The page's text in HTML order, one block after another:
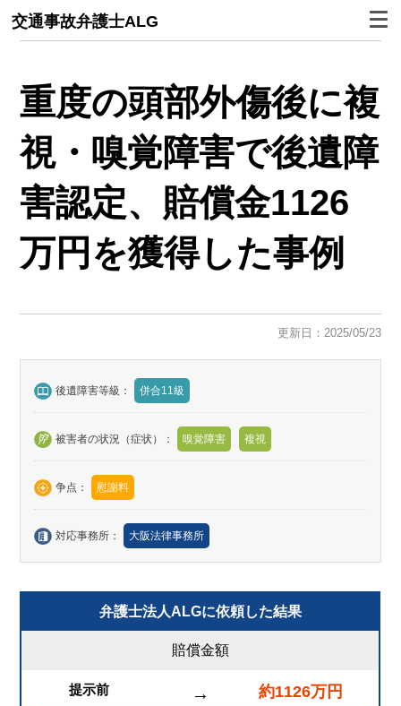
交通事故弁護士ALG
重度の頭部外傷後に複
視・嗅覚障害で後遺障
害認定、賠償金1126
万円を獲得した事例
更新日：2025/05/23
後遺障害等級： 併合11級
被害者の状況（症状）： 嗅覚障害 複視
争点： 慰謝料
対応事務所： 大阪法律事務所
弁護士法人ALGに依頼した結果
賠償金額
提示前 → 約1126万円